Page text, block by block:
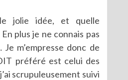
jolie idée, et quelle
plus je ne connais pas
m’empresse donc de
préféré est celui des
scrupuleusement suivi